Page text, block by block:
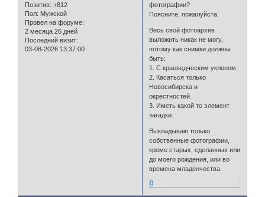
Позитив: +812
Пол: Мужской
Провел на форуме:
2 месяца 26 дней
Последний визит:
03-08-2026 13:37:00
фотографии?
Поясните, пожалуйста.
Весь свой фотоархив
выложить никак не могу,
потому как снимки должны
быть:
1. С краеведческим уклоном.
2. Касаться только
Новосибирска и
окрестностей.
3. Иметь какой то элемент
загадки.
Выкладываю только
собственные фотографии,
кроме старых, сделанных или
до моего рождения, или во
времена младенчества.
0